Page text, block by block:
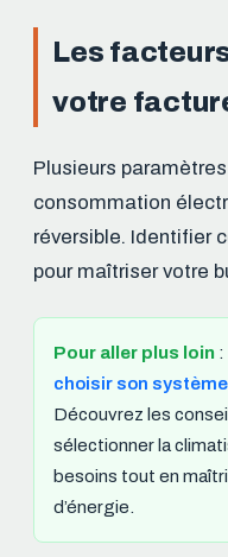
Les
votre
Plusieurs
consommation
réversible. Identifier
pour maîtriser votre
Pour aller plus loin :
choisir son
Découvrez les
sélectionner la
besoins tout en
d’énergie.